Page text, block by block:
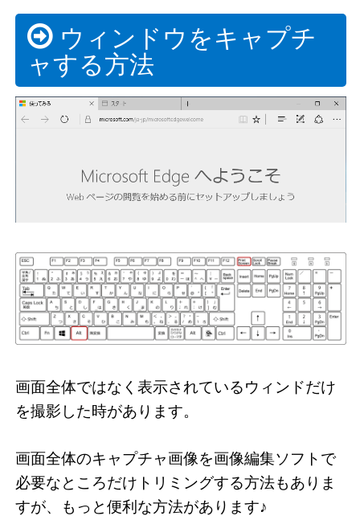
ウィンドウをキャプチ
ャする方法
画面全体ではなく表示されているウィンドだけ
を撮影した時があります。
画面全体のキャプチャ画像を画像編集ソフトで
必要なところだけトリミングする方法もありま
すが、もっと便利な方法があります♪